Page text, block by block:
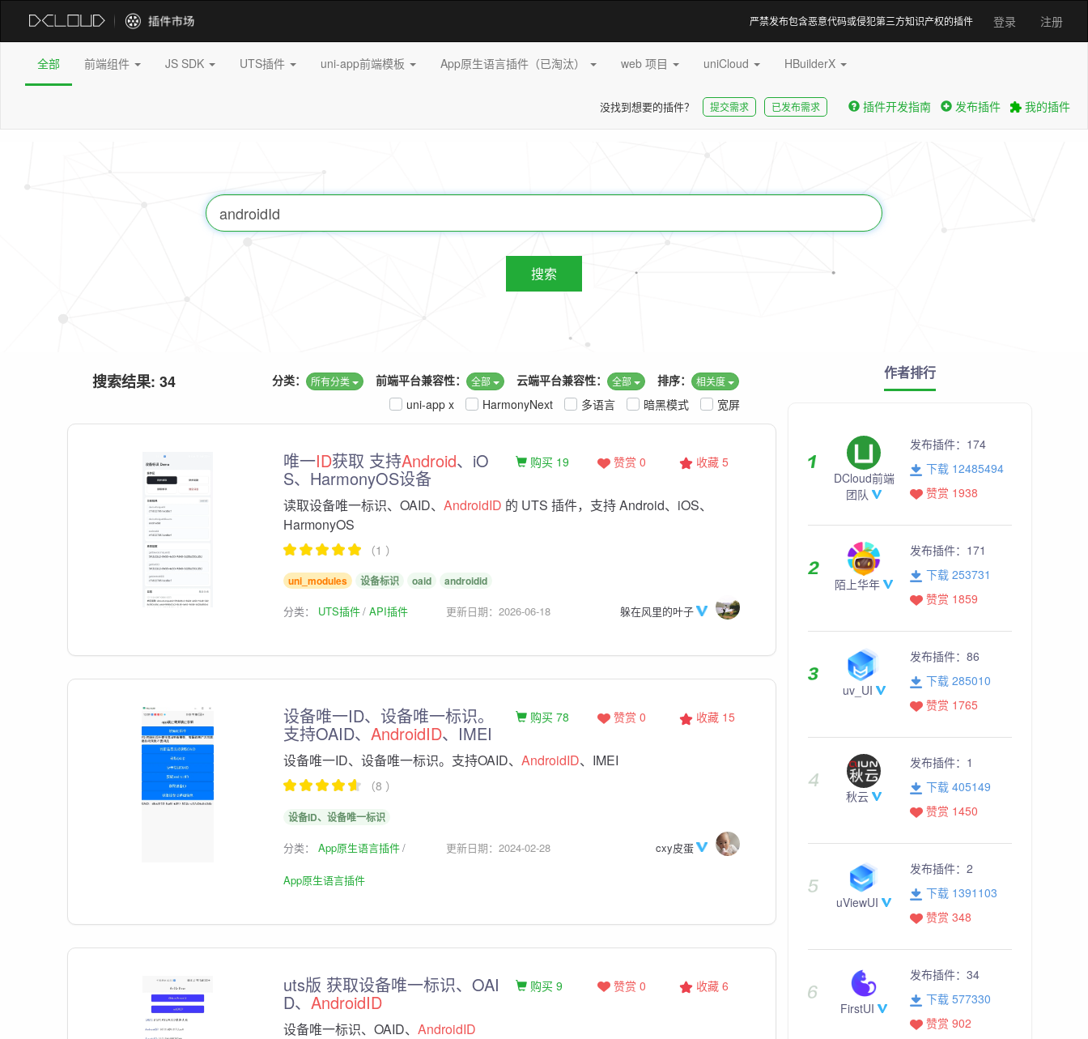
登录 注册
严禁发布包含恶意代码或侵犯第三方知识产权的插件
全部 前端组件 JS SDK UTS插件 uni-app前端模板 App原生语言插件（已淘汰） web 项目 uniCloud HBuilderX
没找到想要的插件？ 提交需求 已发布需求 插件开发指南 发布插件 我的插件
搜索
搜索结果: 34 排序： 相关度
云端平台兼容性： 全部
前端平台兼容性： 全部
分类： 所有分类
宽屏
暗黑模式
多语言
HarmonyNext
uni-app x
唯一ID获取 支持Android、iO
S、HarmonyOS设备
收藏 5
赞赏 0
购买 19
读取设备唯一标识、OAID、 AndroidID 的 UTS 插件，支持 Android、iOS、
HarmonyOS
（1 ）
uni_modules 设备标识 oaid androidid
分类： UTS插件 API插件 更新日期：2026-06-18 躲在风里的叶子
设备唯一ID、设备唯一标识。
支持OAID、 AndroidID、IMEI
收藏 15
赞赏 0
购买 78
设备唯一ID、设备唯一标识。支持OAID、 AndroidID、IMEI
（8 ）
设备ID、设备唯一标识
分类： App原生语言插件
App原生语言插件
更新日期：2024-02-28 cxy皮蛋
uts版 获取设备唯一标识、OAI
D、 AndroidID
收藏 6
赞赏 0
购买 9
设备唯一标识、OAID、 AndroidID
作者排行
DCloud前端
团队
发布插件： 174
下载 12485494
赞赏 1938
陌上华年
发布插件： 171
下载 253731
赞赏 1859
uv_UI
发布插件： 86
下载 285010
赞赏 1765
秋云
发布插件： 1
下载 405149
赞赏 1450
uViewUI
发布插件： 2
下载 1391103
赞赏 348
FirstUI
发布插件： 34
下载 577330
赞赏 902